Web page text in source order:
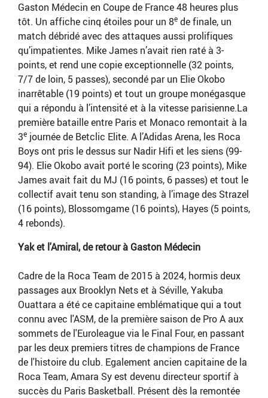
Gaston Médecin en Coupe de France 48 heures plus
tôt. Un affiche cinq étoiles pour un 8e de finale, un
match débridé avec des attaques aussi prolifiques
qu’impatientes. Mike James n’avait rien raté à 3-
points, et rend une copie exceptionnelle (32 points,
7/7 de loin, 5 passes), secondé par un Elie Okobo
inarrêtable (19 points) et tout un groupe monégasque
qui a répondu à l’intensité et à la vitesse parisienne.La
première bataille entre Paris et Monaco remontait à la
3e journée de Betclic Elite. A l’Adidas Arena, les Roca
Boys ont pris le dessus sur Nadir Hifi et les siens (99-
94). Elie Okobo avait porté le scoring (23 points), Mike
James avait fait du MJ (16 points, 6 passes) et tout le
collectif avait tenu son standing, à l’image des Strazel
(16 points), Blossomgame (16 points), Hayes (5 points,
4 rebonds).
Yak et l'Amiral, de retour à Gaston Médecin
Cadre de la Roca Team de 2015 à 2024, hormis deux
passages aux Brooklyn Nets et à Séville, Yakuba
Ouattara a été ce capitaine emblématique qui a tout
connu avec l'ASM, de la première saison de Pro A aux
sommets de l'Euroleague via le Final Four, en passant
par les deux premiers titres de champions de France
de l'histoire du club. Egalement ancien capitaine de la
Roca Team, Amara Sy est devenu directeur sportif à
succès du Paris Basketball. Présent dès la remontée